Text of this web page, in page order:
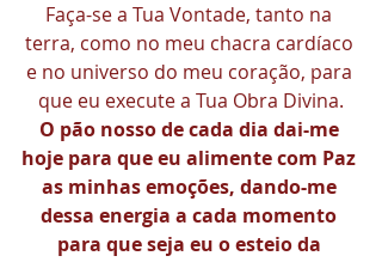
Faça-se a Tua Vontade, tanto na
terra, como no meu chacra cardíaco
e no universo do meu coração, para
que eu execute a Tua Obra Divina.
O pão nosso de cada dia dai-me
hoje para que eu alimente com Paz
as minhas emoções, dando-me
dessa energia a cada momento
para que seja eu o esteio da